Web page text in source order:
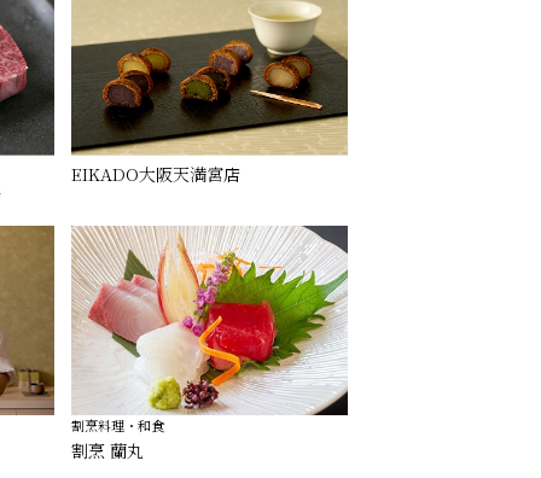
EIKADO大阪天満宮店
割烹料理・和食
割烹 蘭丸